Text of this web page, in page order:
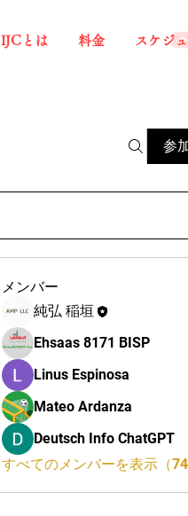
IJCとは 料金 スケジ
参
メンバー
純弘 稲垣
Ehsaas 8171 BISP
Linus Espinosa
Mateo Ardanza
Deutsch Info ChatGPT
すべてのメンバーを表示（74